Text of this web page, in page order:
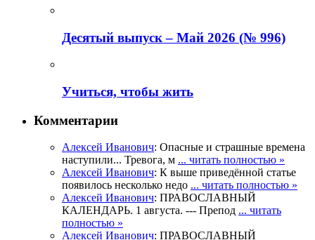
Деcятый выпуск – Май 2026 (№ 996)
Учиться, чтобы жить
Комментарии
Алексей Иванович: Опасные и страшные времена
наступили... Тревога, м ... читать полностью »
Алексей Иванович: К выше приведённой статье
появилось несколько недо ... читать полностью »
Алексей Иванович: ПРАВОСЛАВНЫЙ
КАЛЕНДАРЬ. 1 августа. --- Препод ... читать
полностью »
Алексей Иванович: ПРАВОСЛАВНЫЙ